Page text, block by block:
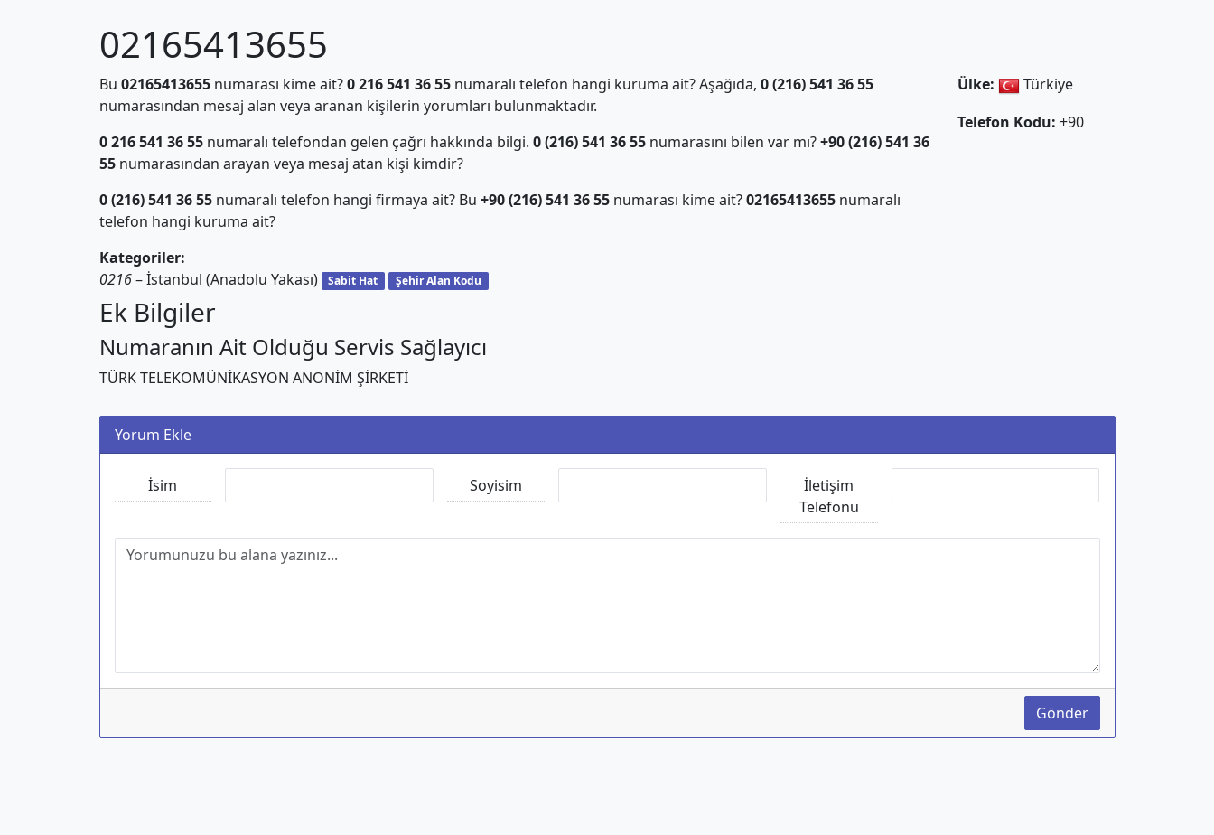
02165413655
Bu 02165413655numarası kime ait?0 216 541 36 55numaralı telefon hangi kuruma ait? Aşağıda, 0 (216) 541 36 55
numarasından mesaj alan veya aranan kişilerin yorumları bulunmaktadır.
0 216 541 36 55numaralı telefondan gelen çağrı hakkında bilgi. 0 (216) 541 36 55numarasını bilen var mı?+90 (216) 541 36
55numarasından arayan veya mesaj atan kişi kimdir?
0 (216) 541 36 55numaralı telefon hangi firmaya ait? Bu +90 (216) 541 36 55numarası kime ait?02165413655numaralı
telefon hangi kuruma ait?
Kategoriler:
0216– İstanbul (Anadolu Yakası) Sabit Hat Şehir Alan Kodu
Ülke:
Türkiye
Telefon Kodu: +90
Ek Bilgiler
Numaranın Ait Olduğu Servis Sağlayıcı
TÜRK TELEKOMÜNİKASYON ANONİM ŞİRKETİ
Yorum Ekle
İsim Soyisim
İletişim
Telefonu
Gönder